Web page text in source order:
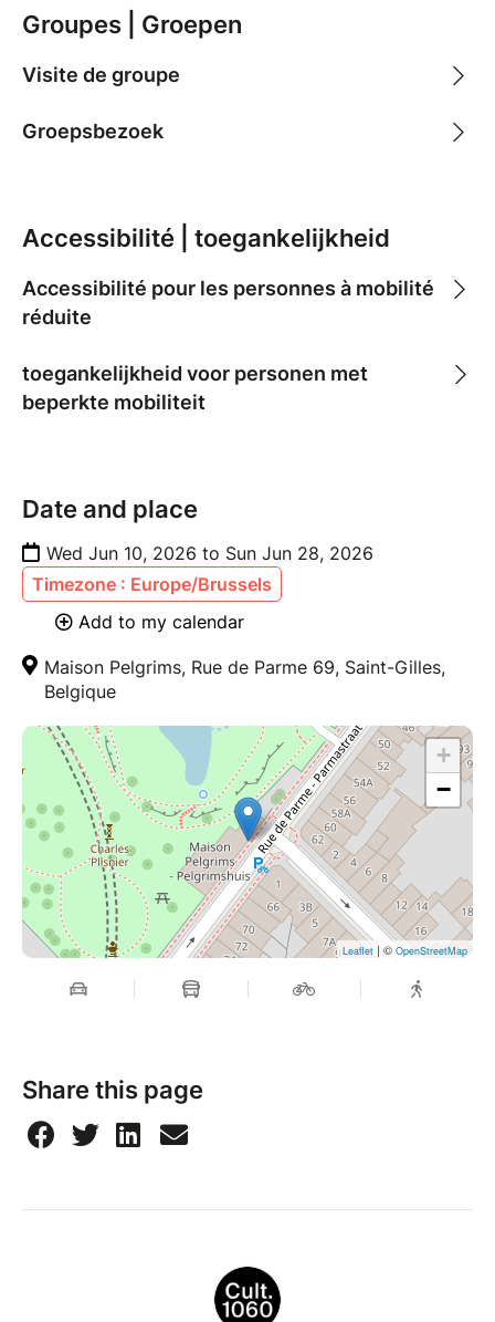
Groupes | Groepen
Visite de groupe
Groepsbezoek
Accessibilité | toegankelijkheid
Accessibilité pour les personnes à mobilité
réduite
toegankelijkheid voor personen met
beperkte mobiliteit
Date and place
Wed Jun 10, 2026 to Sun Jun 28, 2026
Timezone : Europe/Brussels
Add to my calendar
Maison Pelgrims, Rue de Parme 69, Saint-Gilles,
Belgique
+
−
Leaflet | © OpenStreetMap
Share this page